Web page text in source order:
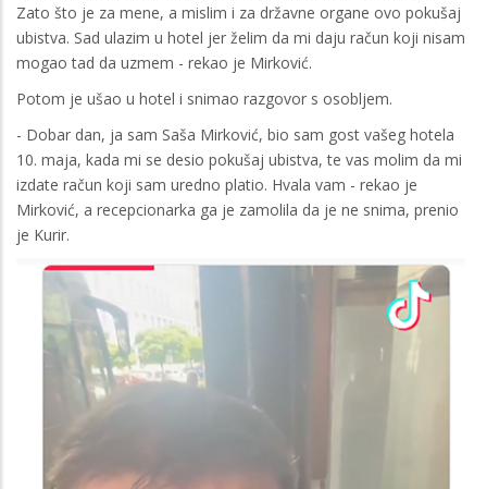
Zato što je za mene, a mislim i za državne organe ovo pokušaj
ubistva. Sad ulazim u hotel jer želim da mi daju račun koji nisam
mogao tad da uzmem - rekao je Mirković.
Potom je ušao u hotel i snimao razgovor s osobljem.
- Dobar dan, ja sam Saša Mirković, bio sam gost vašeg hotela
10. maja, kada mi se desio pokušaj ubistva, te vas molim da mi
izdate račun koji sam uredno platio. Hvala vam - rekao je
Mirković, a recepcionarka ga je zamolila da je ne snima, prenio
je Kurir.